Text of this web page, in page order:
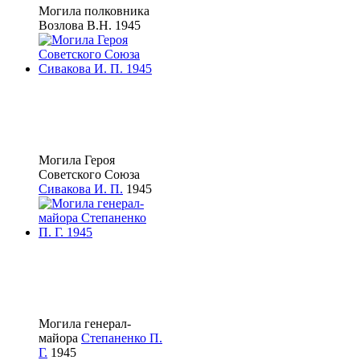
Могила полковника
Возлова В.Н. 1945
Могила Героя
Советского Союза
Сивакова И. П. 1945
Могила генерал-
майора Степаненко П.
Г. 1945